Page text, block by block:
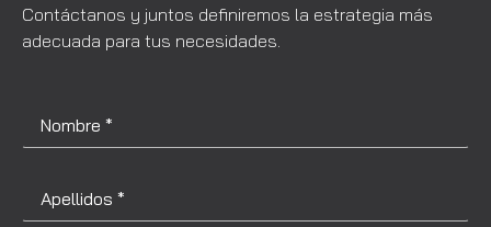
Contáctanos y juntos definiremos la estrategia más
adecuada para tus necesidades.